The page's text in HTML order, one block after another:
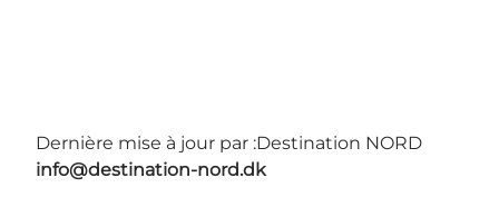
Dernière mise à jour par :Destination NORD
info@destination-nord.dk